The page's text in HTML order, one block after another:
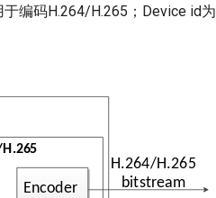
编码H.264/H.265；Device id为